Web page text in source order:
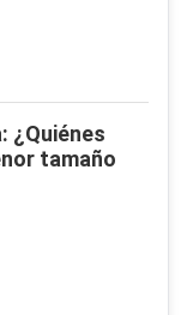
¿Quiénes
tamaño